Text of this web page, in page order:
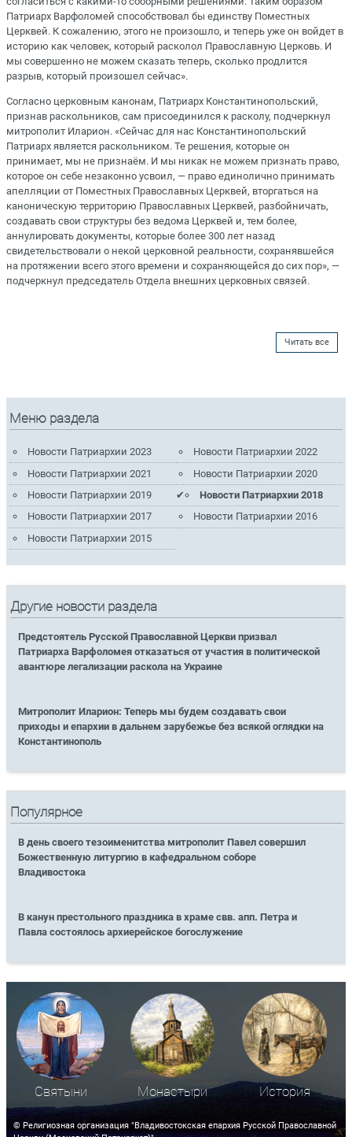
Патриарх Варфоломей способствовал бы единству Поместных
Церквей. К сожалению, этого не произошло, и теперь уже он войдет в
историю как человек, который расколол Православную Церковь. И
мы совершенно не можем сказать теперь, сколько продлится
разрыв, который произошел сейчас».
Согласно церковным канонам, Патриарх Константинопольский,
признав раскольников, сам присоединился к расколу, подчеркнул
митрополит Иларион. «Сейчас для нас Константинопольский
Патриарх является раскольником. Те решения, которые он
принимает, мы не признаём. И мы никак не можем признать право,
которое он себе незаконно усвоил, — право единолично принимать
апелляции от Поместных Православных Церквей, вторгаться на
каноническую территорию Православных Церквей, разбойничать,
создавать свои структуры без ведома Церквей и, тем более,
аннулировать документы, которые более 300 лет назад
свидетельствовали о некой церковной реальности, сохранявшейся
на протяжении всего этого времени и сохраняющейся до сих пор», —
подчеркнул председатель Отдела внешних церковных связей.
Читать все
Меню раздела
Новости Патриархии 2023
Новости Патриархии 2022
Новости Патриархии 2021
Новости Патриархии 2020
Новости Патриархии 2019
Новости Патриархии 2018
Новости Патриархии 2017
Новости Патриархии 2016
Новости Патриархии 2015
Другие новости раздела
Предстоятель Русской Православной Церкви призвал
Патриарха Варфоломея отказаться от участия в политической
авантюре легализации раскола на Украине
Митрополит Иларион: Теперь мы будем создавать свои
приходы и епархии в дальнем зарубежье без всякой оглядки на
Константинополь
Популярное
В день своего тезоименитства митрополит Павел совершил
Божественную литургию в кафедральном соборе
Владивостока
В канун престольного праздника в храме свв. апп. Петра и
Павла состоялось архиерейское богослужение
Святыни Монастыри История
© Религиозная организация "Владивостокская епархия Русской Православной